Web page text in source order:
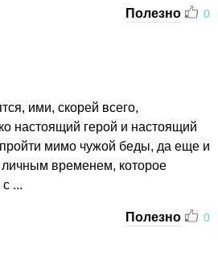
Полезно 0
ими, скорей всего,
настоящий герой и настоящий
мимо чужой беды, да еще и
временем, которое
...
Полезно 0